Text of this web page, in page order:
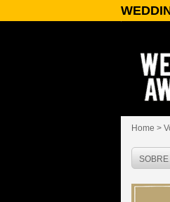
CONTATO
Home >
SOBRE